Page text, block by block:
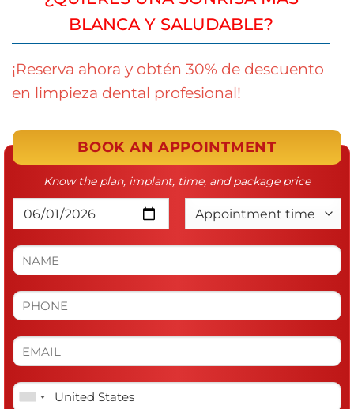
BLANCA Y SALUDABLE?
¡Reserva ahora y obtén 30% de descuento
en limpieza dental profesional!
BOOK AN APPOINTMENT
Know the plan, implant, time, and package price